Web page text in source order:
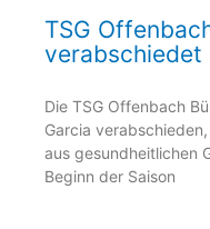
TSG
verabschiedet
Die TSG Offenbach
Garcia
aus gesundheitlichen
Beginn der Saison